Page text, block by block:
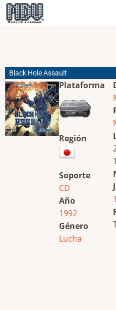
Pasar
al
Black Hole Assault
Plataforma
Región
Soporte
CD
Año
1992
Género
Lucha
1